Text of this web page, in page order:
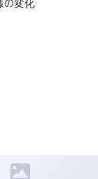
の変化